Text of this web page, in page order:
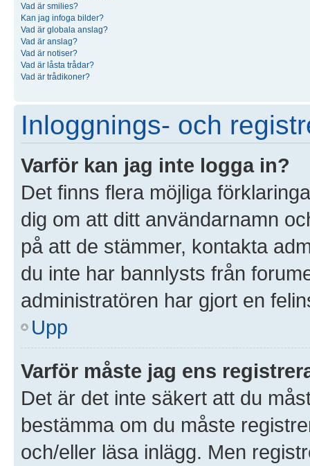
Vad är smilies?
Kan jag infoga bilder?
Vad är globala anslag?
Vad är anslag?
Vad är notiser?
Vad är låsta trådar?
Vad är trådikoner?
Inloggnings- och
Varför kan jag inte logga in?
Det finns flera möjliga
dig om att ditt användarnamn
på att de stämmer, kontakta
du inte har bannlysts från
administratören har gjort en
Upp
Varför måste jag ens
Det är det inte säkert att du
bestämma om du måste
och/eller läsa inlägg. Men